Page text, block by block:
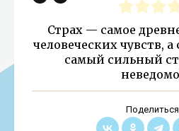
Страх — самое
человеческих чувств,
самый сильный